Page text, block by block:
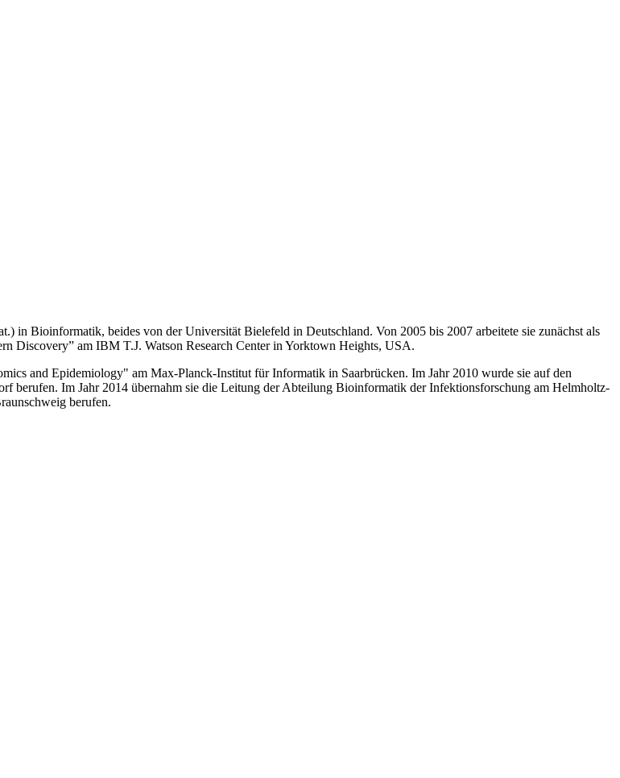
Bioinformatik, beides von der Universität Bielefeld in Deutschland. Von 2005 bis 2007 arbeitete sie zunächst als
Discovery” am IBM T.J. Watson Research Center in Yorktown Heights, USA.
and Epidemiology" am Max-Planck-Institut für Informatik in Saarbrücken. Im Jahr 2010 wurde sie auf den
Im Jahr 2014 übernahm sie die Leitung der Abteilung Bioinformatik der Infektionsforschung am Helmholtz-
berufen.